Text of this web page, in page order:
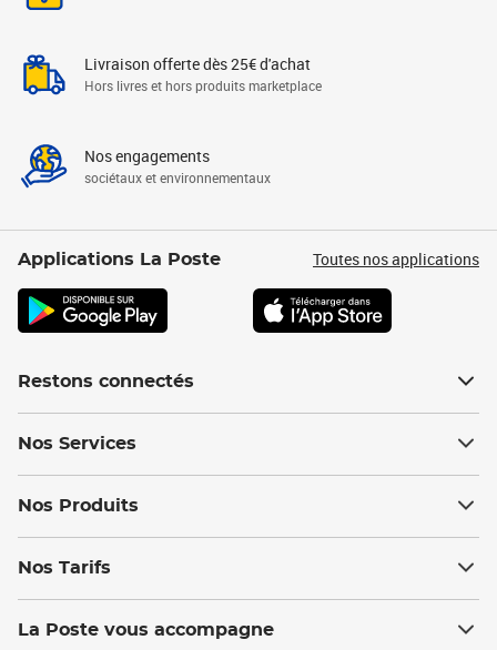
Livraison offerte dès 25€ d'achat
Hors livres et hors produits marketplace
Nos engagements
sociétaux et environnementaux
Applications La Poste Toutes nos applications
Restons connectés
Nos Services
Nos Produits
Nos Tarifs
La Poste vous accompagne